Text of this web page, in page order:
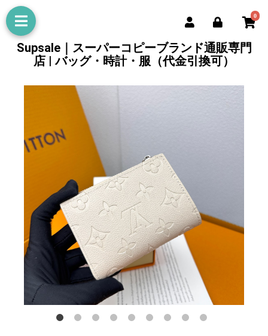
0
Supsale｜スーパーコピーブランド通販専門
店 | バッグ・時計・服（代金引換可）